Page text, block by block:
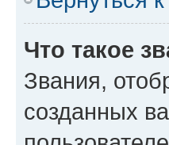
Что такое
Звания,
созданных